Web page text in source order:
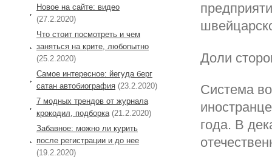
Доли
Система
года. В
Новое на сайте: видео
(27.2.2020)
Что стоит посмотреть и чем
заняться на крите, любопытно
(25.2.2020)
Самое интересное: йегуда берг
сатан автобиография (23.2.2020)
7 модных трендов от журнала
крокодил, подборка (21.2.2020)
Забавное: можно ли курить
после регистрации и до нее
(19.2.2020)